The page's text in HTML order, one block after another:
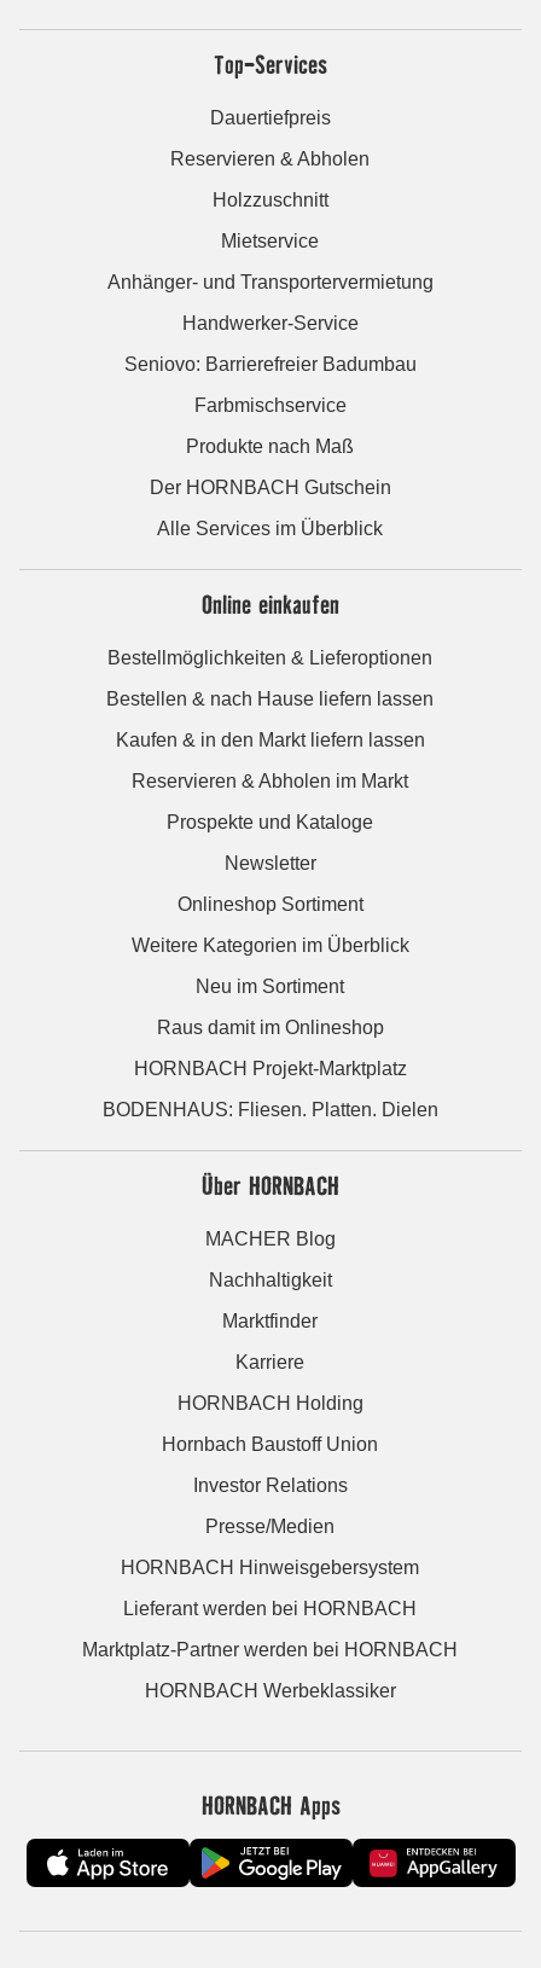
Top-Services
Dauertiefpreis
Reservieren & Abholen
Holzzuschnitt
Mietservice
Anhänger- und Transportervermietung
Handwerker-Service
Seniovo: Barrierefreier Badumbau
Farbmischservice
Produkte nach Maß
Der HORNBACH Gutschein
Alle Services im Überblick
Online einkaufen
Bestellmöglichkeiten & Lieferoptionen
Bestellen & nach Hause liefern lassen
Kaufen & in den Markt liefern lassen
Reservieren & Abholen im Markt
Prospekte und Kataloge
Newsletter
Onlineshop Sortiment
Weitere Kategorien im Überblick
Neu im Sortiment
Raus damit im Onlineshop
HORNBACH Projekt-Marktplatz
BODENHAUS: Fliesen. Platten. Dielen
Über HORNBACH
MACHER Blog
Nachhaltigkeit
Marktfinder
Karriere
HORNBACH Holding
Hornbach Baustoff Union
Investor Relations
Presse/Medien
HORNBACH Hinweisgebersystem
Lieferant werden bei HORNBACH
Marktplatz-Partner werden bei HORNBACH
HORNBACH Werbeklassiker
HORNBACH Apps